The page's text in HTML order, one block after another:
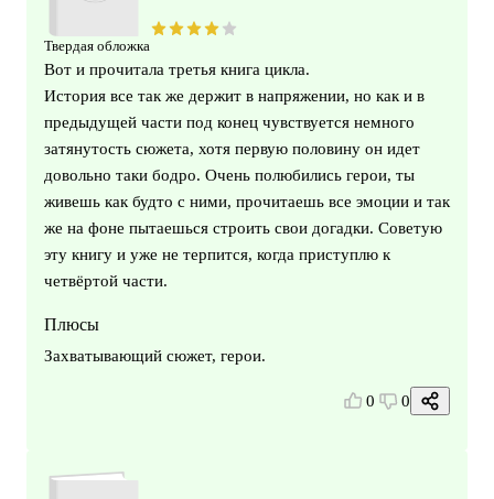
Твердая обложка
Вот и прочитала третья книга цикла.
История все так же держит в напряжении, но как и в
предыдущей части под конец чувствуется немного
затянутость сюжета, хотя первую половину он идет
довольно таки бодро. Очень полюбились герои, ты
живешь как будто с ними, прочитаешь все эмоции и так
же на фоне пытаешься строить свои догадки. Советую
эту книгу и уже не терпится, когда приступлю к
четвёртой части.
Плюсы
Захватывающий сюжет, герои.
0 0